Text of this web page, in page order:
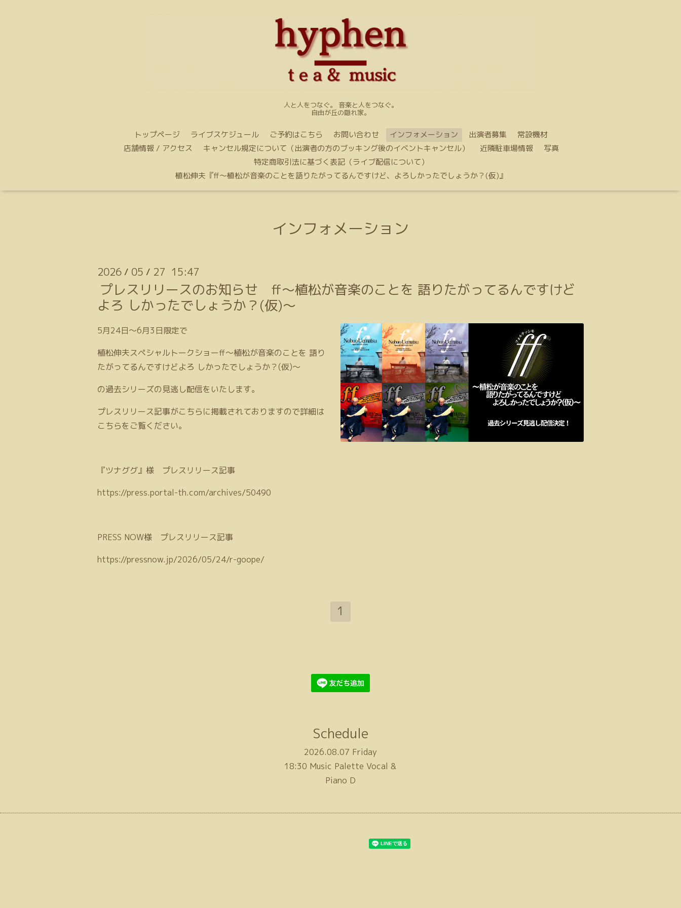
人と人をつなぐ。 音楽と人をつなぐ。
自由が丘の隠れ家。
トップページ ライブスケジュール ご予約はこちら お問い合わせ インフォメーション 出演者募集
常設機材
店舗情報 / アクセス
キャンセル規定について（出演者の方のブッキング後のイベントキャンセル） 近隣駐車場情報
写真
特定商取引法に基づく表記（ライブ配信について）
植松伸夫『ff〜植松が音楽のことを語りたがってるんですけど、よろしかったでしょうか？(仮)』
インフォメーション
2026 / 05 / 27 15:47
プレスリリースのお知らせ ff〜植松が音楽のことを 語りたがってるんですけど
よろ しかったでしょうか？(仮)〜
5月24日〜6月3日限定で
植松伸夫スペシャルトークショーff〜植松が音楽のことを 語り
たがってるんですけどよろ しかったでしょうか？(仮)〜
の過去シリーズの見逃し配信をいたします。
プレスリリース記事がこちらに掲載されておりますので詳細は
こちらをご覧ください。
『ツナググ』様 プレスリリース記事
https://press.portal-th.com/archives/50490
PRESS NOW様 プレスリリース記事
https://pressnow.jp/2026/05/24/r-goope/
1
Schedule
2026.08.07 Friday
18:30 Music Palette Vocal &
Piano D